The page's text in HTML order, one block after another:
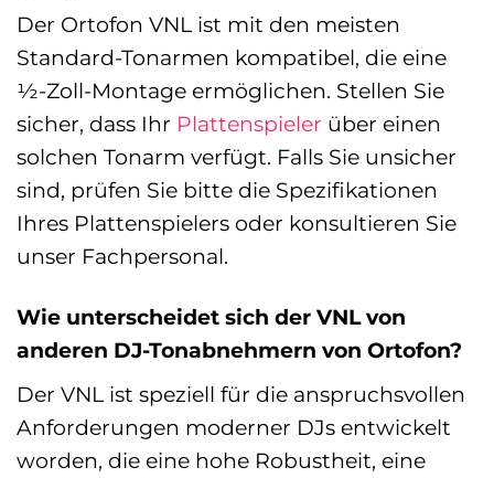
Der Ortofon VNL ist mit den meisten
Standard-Tonarmen kompatibel, die eine
½-Zoll-Montage ermöglichen. Stellen Sie
sicher, dass Ihr Plattenspieler über einen
solchen Tonarm verfügt. Falls Sie unsicher
sind, prüfen Sie bitte die Spezifikationen
Ihres Plattenspielers oder konsultieren Sie
unser Fachpersonal.
Wie unterscheidet sich der VNL von
anderen DJ-Tonabnehmern von Ortofon?
Der VNL ist speziell für die anspruchsvollen
Anforderungen moderner DJs entwickelt
worden, die eine hohe Robustheit, eine